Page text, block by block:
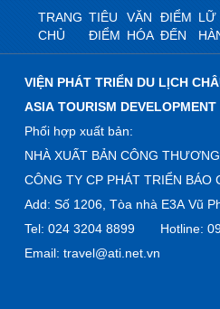
TRANG
CHỦ
TIÊU
ĐIỂM
VĂN
HÓA
ĐIỂM
ĐẾN
LỮ
VIỆN PHÁT TRIỂN DU LỊCH
ASIA TOURISM
Phối hợp xuất bản:
NHÀ XUẤT BẢN CÔNG
CÔNG TY CP PHÁT TRIỂN BÁO
Add: Số 1206, Tòa nhà E3A Vũ
Tel: 024 3204 8899 Hotline:
Email: travel@ati.net.vn